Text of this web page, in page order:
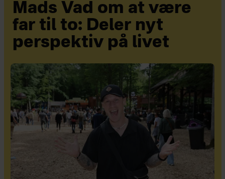
Mads Vad om at være
far til to: Deler nyt
perspektiv på livet